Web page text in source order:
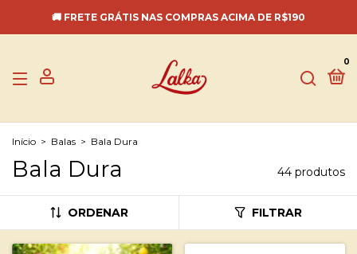
🚚 FRETE GRÁTIS NAS COMPRAS ACIMA DE R$190
0
Início > Balas > Bala Dura
Bala Dura 44 produtos
ORDENAR FILTRAR